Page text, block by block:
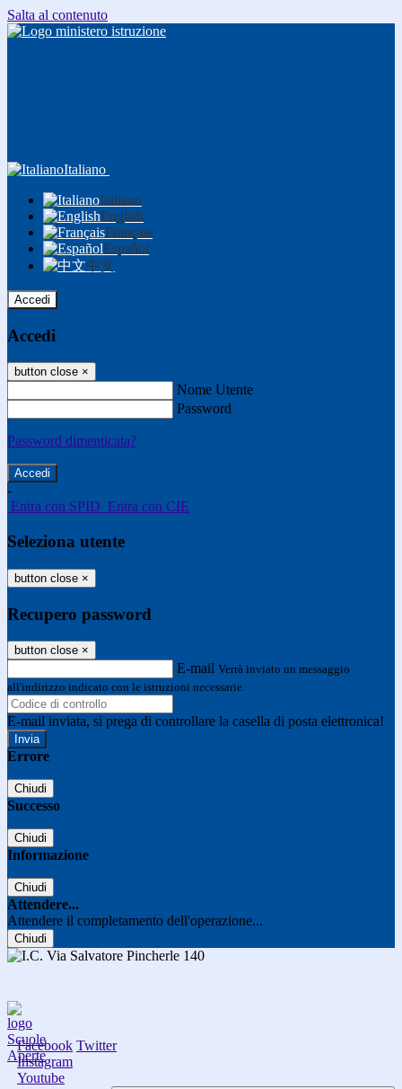
Salta al contenuto
Italiano
Italiano
English
Français
Español
中文
Accedi
Accedi
button close ×
Nome Utente
Password
Password dimenticata?
-
Entra con SPID Entra con CIE
Seleziona utente
button close ×
Recupero password
button close ×
E-mail Verrà inviato un messaggio
all'indirizzo indicato con le istruzioni necessarie.
E-mail inviata, si prega di controllare la casella di posta elettronica!
Errore
Chiudi
Successo
Chiudi
Informazione
Chiudi
Attendere...
Attendere il completamento dell'operazione...
Chiudi
Facebook Twitter
Instagram
Youtube